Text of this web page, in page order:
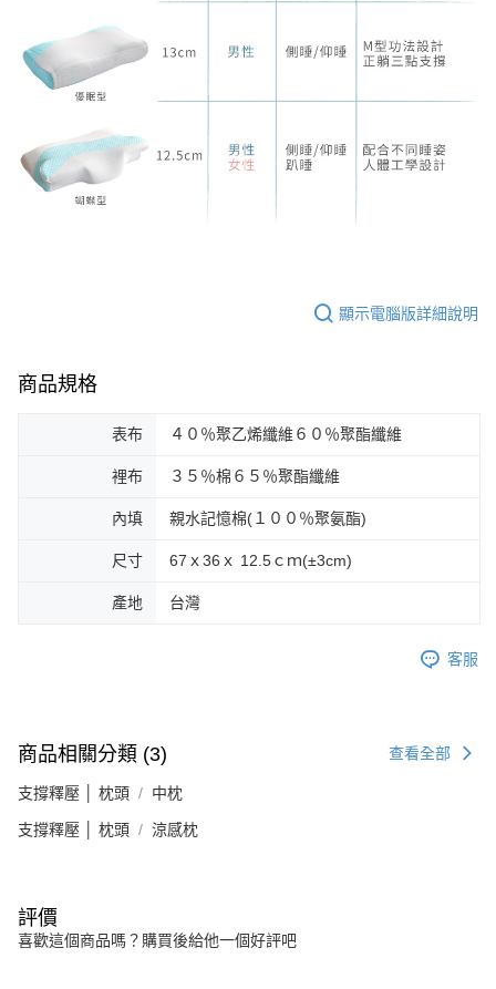
顯示電腦版詳細說明
商品規格
表布 ４０％聚乙烯纖維６０％聚酯纖維
裡布 ３５％棉６５％聚酯纖維
內填 親水記憶棉(１００％聚氨酯)
尺寸 67ｘ36ｘ 12.5ｃｍ(±3cm)
產地 台灣
客服
商品相關分類 (3) 查看全部
支撐釋壓 │ 枕頭 中枕
支撐釋壓 │ 枕頭 涼感枕
評價
喜歡這個商品嗎？購買後給他一個好評吧